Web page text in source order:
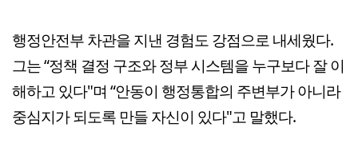
행정안전부 차관을 지낸 경험도 강점으로 내세웠다.
그는 “정책 결정 구조와 정부 시스템을 누구보다 잘 이
해하고 있다"며 “안동이 행정통합의 주변부가 아니라
중심지가 되도록 만들 자신이 있다"고 말했다.